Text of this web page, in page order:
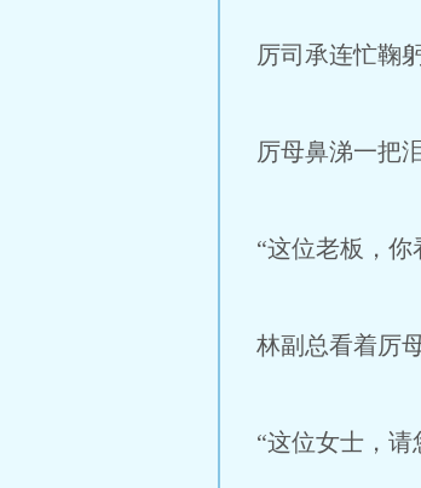
厉司承连忙鞠
厉母鼻涕一把
“这位老板，
林副总看着厉
“这位女士，